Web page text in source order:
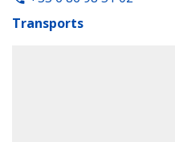
Transports